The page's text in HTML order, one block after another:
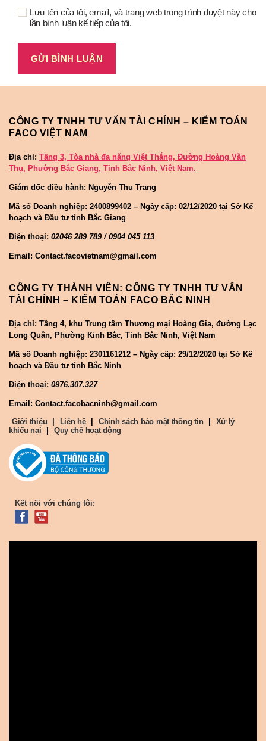
Lưu tên của tôi, email, và trang web trong trình duyệt này cho
lần bình luận kế tiếp của tôi.
CÔNG TY TNHH TƯ VẤN TÀI CHÍNH – KIỂM TOÁN
FACO VIỆT NAM
Địa chỉ: Tầng 3, Tòa nhà đa năng Việt Thắng, Đường Hoàng Văn
Thụ, Phường Bắc Giang, Tỉnh Bắc Ninh, Việt Nam.
Giám đốc điều hành: Nguyễn Thu Trang
Mã số Doanh nghiệp: 2400899402 – Ngày cấp: 02/12/2020 tại Sở Kế
hoạch và Đầu tư tỉnh Bắc Giang
Điện thoại: 02046 289 789 / 0904 045 113
Email: Contact.facovietnam@gmail.com
CÔNG TY THÀNH VIÊN: CÔNG TY TNHH TƯ VẤN
TÀI CHÍNH – KIỂM TOÁN FACO BẮC NINH
Địa chỉ: Tầng 4, khu Trung tâm Thương mại Hoàng Gia, đường Lạc
Long Quân, Phường Kinh Bắc, Tỉnh Bắc Ninh, Việt Nam
Mã số Doanh nghiệp: 2301161212 – Ngày cấp: 29/12/2020 tại Sở Kế
hoạch và Đầu tư tỉnh Bắc Ninh
Điện thoại: 0976.307.327
Email: Contact.facobacninh@gmail.com
Giới thiệu
Liên hệ Chính sách bảo mật thông tin
Xử lý
khiếu nại
Quy chế hoạt động
Kết nối với chúng tôi: